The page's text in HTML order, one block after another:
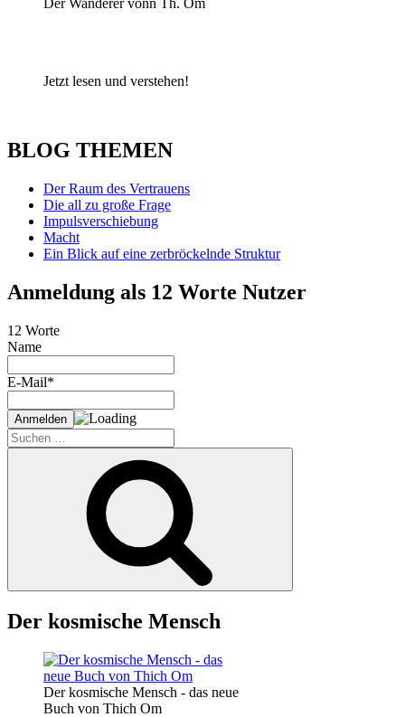
Der Wanderer vonn Th. Om
Jetzt lesen und verstehen!
BLOG THEMEN
Der Raum des Vertrauens
Die all zu große Frage
Impulsverschiebung
Macht
Ein Blick auf eine zerbröckelnde Struktur
Anmeldung als 12 Worte Nutzer
12 Worte
Name
E-Mail*
Suche
nach:
Der kosmische Mensch
Der kosmische Mensch - das neue
Buch von Thich Om